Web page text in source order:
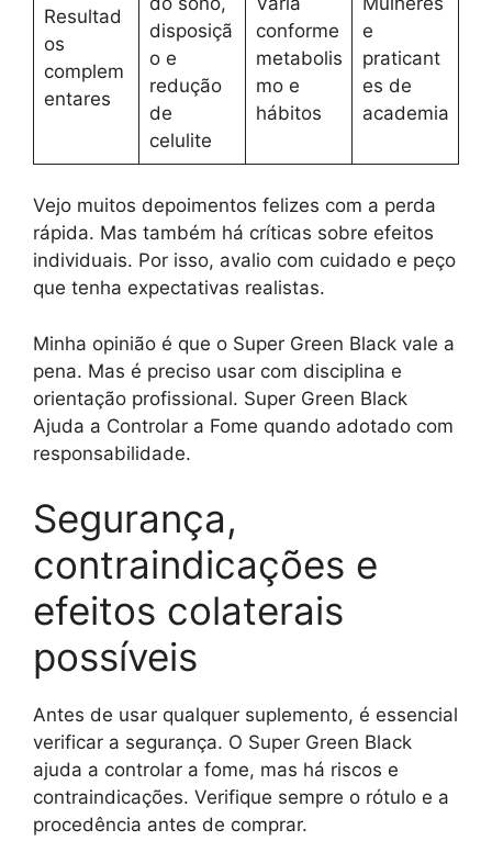
Resultad
os
complem
entares
disposiçã
o e
redução
de
celulite
conforme
metabolis
mo e
hábitos
e
praticant
es de
academia
Vejo muitos depoimentos felizes com a perda
rápida. Mas também há críticas sobre efeitos
individuais. Por isso, avalio com cuidado e peço
que tenha expectativas realistas.
Minha opinião é que o Super Green Black vale a
pena. Mas é preciso usar com disciplina e
orientação profissional. Super Green Black
Ajuda a Controlar a Fome quando adotado com
responsabilidade.
Segurança,
contraindicações e
efeitos colaterais
possíveis
Antes de usar qualquer suplemento, é essencial
verificar a segurança. O Super Green Black
ajuda a controlar a fome, mas há riscos e
contraindicações. Verifique sempre o rótulo e a
procedência antes de comprar.